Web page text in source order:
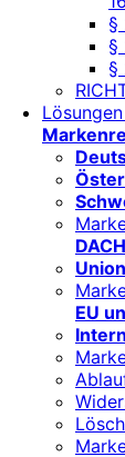
§
§
§
EU